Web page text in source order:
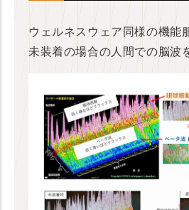
ウェルネスウェア同様の機能
未装着の場合の人間での脳波